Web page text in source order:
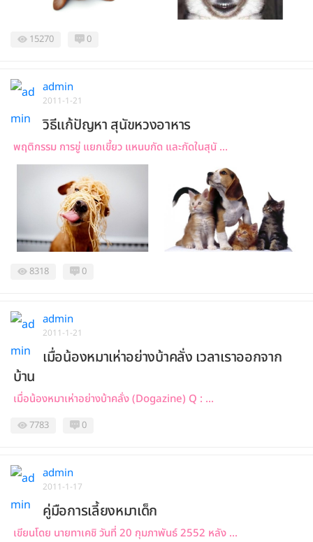
15270 0
admin
2011-1-21
วิธีแก้ปัญหา สุนัขหวงอาหาร
พฤติกรรม การขู่ แยกเขี้ยว แหนบกัด และกัดในสุนั ...
8318 0
admin
2011-1-21
เมื่อน้องหมาเห่าอย่างบ้าคลั่ง เวลาเราออกจาก
บ้าน
เมื่อน้องหมาเห่าอย่างบ้าคลั่ง (Dogazine) Q : ...
7783 0
admin
2011-1-17
คู่มือการเลี้ยงหมาเด็ก
เขียนโดย นายทาเคชิ วันที่ 20 กุมภาพันธ์ 2552 หลัง ...